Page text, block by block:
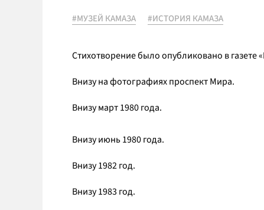
#МУЗЕЙ КАМАЗА #ИСТОРИЯ КАМАЗА
Стихотворение было опубликовано в газете
Внизу на фотографиях проспект Мира.
Внизу март 1980 года.
Внизу июнь 1980 года.
Внизу 1982 год.
Внизу 1983 год.